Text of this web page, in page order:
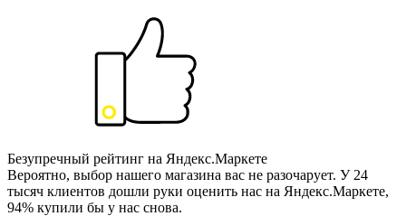
Безупречный рейтинг на Яндекс.Маркете
Вероятно, выбор нашего магазина вас не разочарует. У 24
тысяч клиентов дошли руки оценить нас на Яндекс.Маркете,
94% купили бы у нас снова.